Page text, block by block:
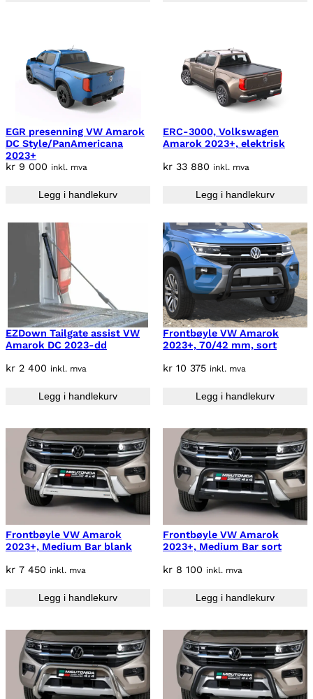
EGR presenning VW Amarok
DC Style/PanAmericana
2023+
kr 9 000 inkl. mva
Legg i handlekurv
ERC-3000, Volkswagen
Amarok 2023+, elektrisk
kr 33 880 inkl. mva
Legg i handlekurv
EZDown Tailgate assist VW
Amarok DC 2023-dd
kr 2 400 inkl. mva
Legg i handlekurv
Frontbøyle VW Amarok
2023+, 70/42 mm, sort
kr 10 375 inkl. mva
Legg i handlekurv
Frontbøyle VW Amarok
2023+, Medium Bar blank
kr 7 450 inkl. mva
Legg i handlekurv
Frontbøyle VW Amarok
2023+, Medium Bar sort
kr 8 100 inkl. mva
Legg i handlekurv